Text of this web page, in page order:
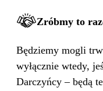
Zróbmy to
Będziemy mogli
wyłącznie wtedy,
Darczyńcy – będą